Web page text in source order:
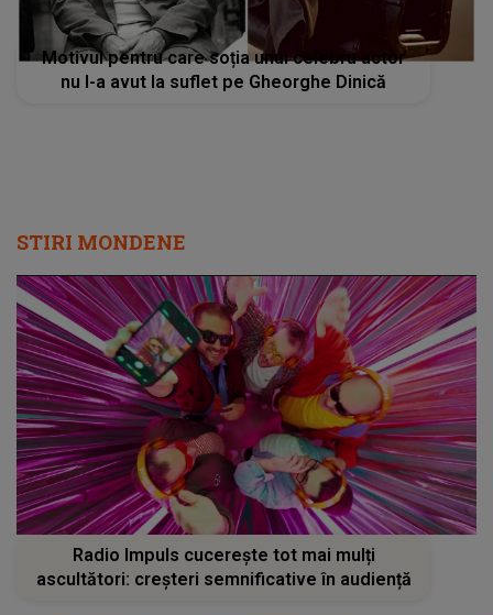
Motivul pentru care soția unui celebru actor
nu l-a avut la suflet pe Gheorghe Dinică
STIRI MONDENE
Radio Impuls cucerește tot mai mulți
ascultători: creșteri semnificative în audiență